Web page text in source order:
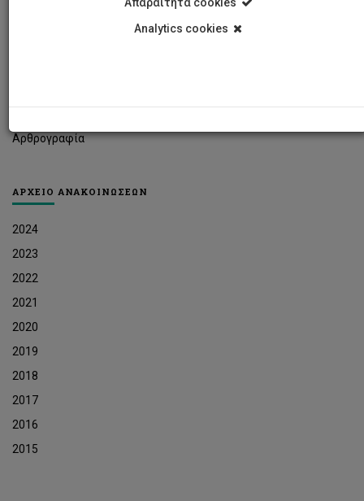
Αρθρογραφία
ΑΡΧΕΙΟ ΑΝΑΚΟΙΝΩΣΕΩΝ
2024
2023
2022
2021
2020
2019
2018
2017
2016
2015
Analytics cookies